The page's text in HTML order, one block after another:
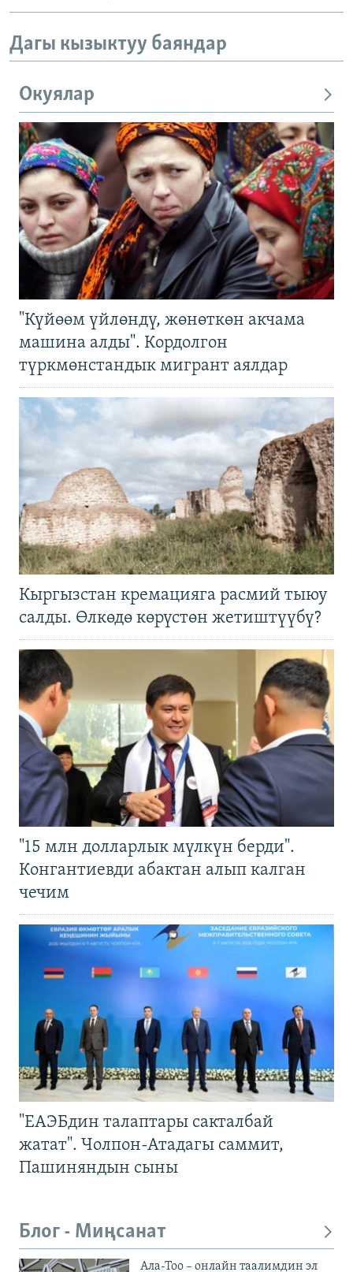
Дагы кызыктуу баяндар
Окуялар
"Күйөөм үйлөндү, жөнөткөн акчама
машина алды". Кордолгон
түркмөнстандык мигрант аялдар
Кыргызстан кремацияга расмий тыюу
салды. Өлкөдө көрүстөн жетиштүүбү?
"15 млн долларлык мүлкүн берди".
Конгантиевди абактан алып калган
чечим
"ЕАЭБдин талаптары сакталбай
жатат". Чолпон-Атадагы саммит,
Пашиняндын сыны
Блог - Миңсанат
Ала-Тоо – онлайн таалимдин эл